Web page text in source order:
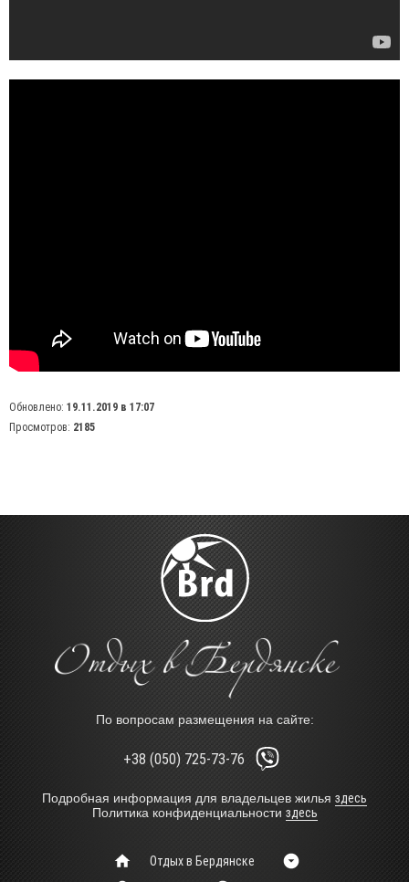
Обновлено: 19.11.2019 в 17:07
Просмотров: 2185
По вопросам размещения на сайте:
+38 (050) 725-73-76
Подробная информация для владельцев жилья здесь
Политика конфиденциальности здесь
Отдых в Бердянске